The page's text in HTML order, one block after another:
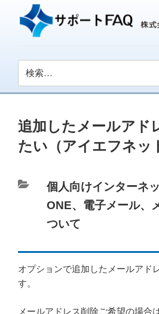
追加したメールアド
たい（アイエフネッ
カ
テ
ゴ
個人向けインターネ
ONE、 電子メール、
ついて
オプションで追加したメールアド
す。
メールアドレス削除ご希望の場合